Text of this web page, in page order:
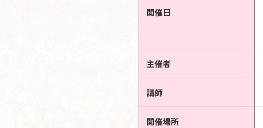
開催日
主催者
講師
開催場所